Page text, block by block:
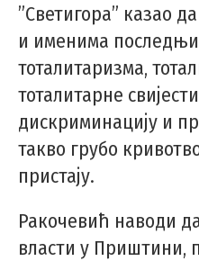
”Светигора” казао
и именима последњи
тоталитаризма,
тоталитарне
дискриминацију и
такво грубо
пристају.
Ракочевић наводи
власти у Приштини,